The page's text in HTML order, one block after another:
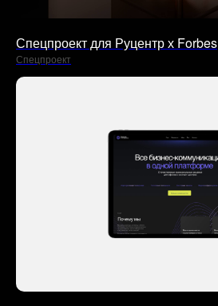
Спецпроект для Руцентр х Forbes
Спецпроект